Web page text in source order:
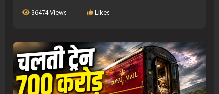
36474 Views Likes